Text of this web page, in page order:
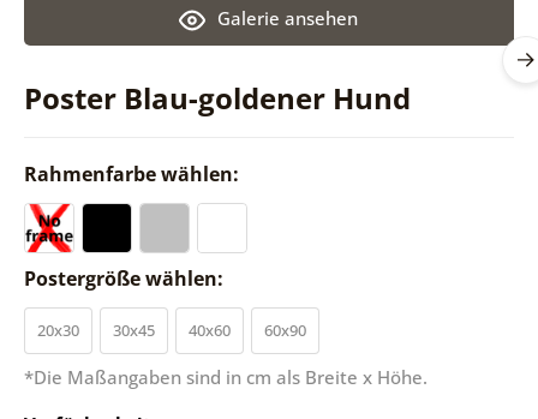
Poster Blau-goldener Hund
Galerie ansehen
Rahmenfarbe wählen:
Postergröße wählen:
20x30 30x45 40x60 60x90
*Die Maßangaben sind in cm als Breite x Höhe.